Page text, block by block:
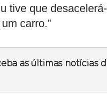
tive que
carro.”
as últimas notícias